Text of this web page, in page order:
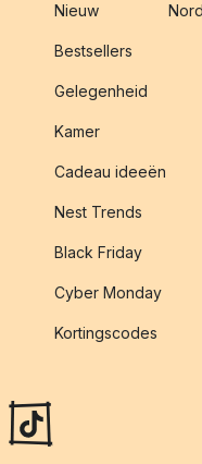
Nieuw
Bestsellers
Gelegenheid
Kamer
Cadeau ideeën
Nest Trends
Black Friday
Cyber Monday
Kortingscodes